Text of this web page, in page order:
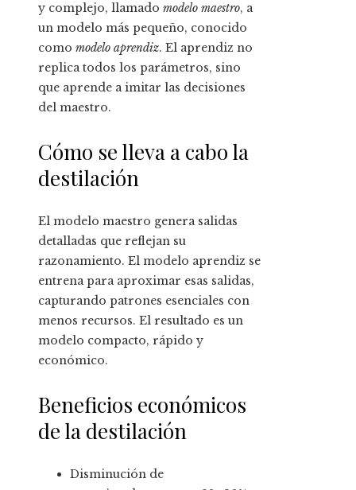
y complejo, llamado modelo maestro, a
un modelo más pequeño, conocido
como modelo aprendiz. El aprendiz no
replica todos los parámetros, sino
que aprende a imitar las decisiones
del maestro.
Cómo se lleva a cabo la
destilación
El modelo maestro genera salidas
detalladas que reflejan su
razonamiento. El modelo aprendiz se
entrena para aproximar esas salidas,
capturando patrones esenciales con
menos recursos. El resultado es un
modelo compacto, rápido y
económico.
Beneficios económicos
de la destilación
Disminución de